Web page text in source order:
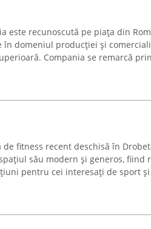
este recunoscută pe piața din
domeniul producției și
Compania se remarcă
de fitness recent deschisă în
său modern și generos, fiind
pentru cei interesați de sport